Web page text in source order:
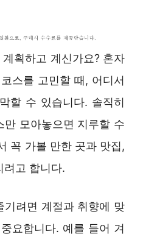
획하고 계신가요? 혼자
스를 고민할 때, 어디서
할 수 있습니다. 솔직히
만 모아놓으면 지루할 수
꼭 가볼 만한 곳과 맛집,
려고 합니다.
기려면 계절과 취향에 맞
요합니다. 예를 들어 겨